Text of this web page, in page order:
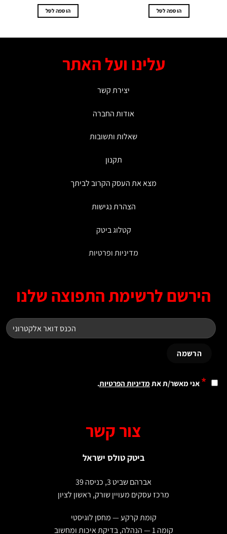
₪298.80.
₪269.
הוספה לסל
₪552.
₪499.
הוספה לסל
עלינו ועל האתר
יצירת קשר
אודות החברה
שאלות ותשובות
מצא את העסק הקרוב לביתך
הצהרת נגישות
קטלוג ביטק
מדיניות ופרטיות
לרשימת התפוצה שלנו
אני מאשר/ת אתמדיניות הפרטיות.
צור קשר
ביטק טולס ישראל
אברהם שביט 3, כניסה 39
מרכז עסקים מעויין שורק, ראשון לציון
קומת קרקע — מחסן לוגיסטי